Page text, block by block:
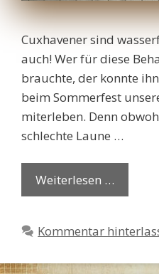
Cuxhavener sind
auch! Wer für diese
brauchte, der konnte
beim Sommerfest
miterleben. Denn
schlechte Laune …
Weiterlesen …
Kommentar